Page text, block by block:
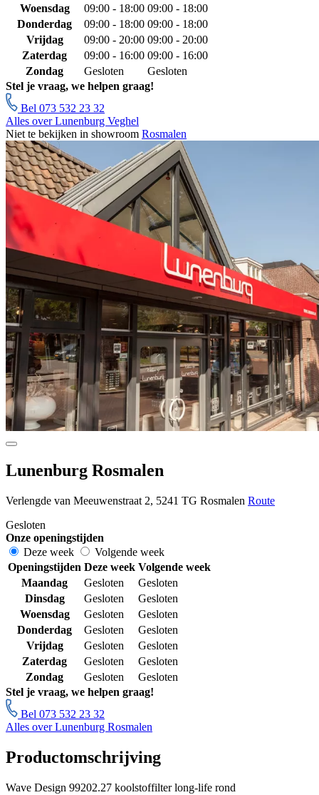
Woensdag 09:00 - 18:00 09:00 - 18:00
Donderdag
09:00 - 18:00 09:00 - 18:00
Vrijdag
09:00 - 20:00 09:00 - 20:00
Zaterdag
09:00 - 16:00 09:00 - 16:00
Zondag
Gesloten
Gesloten
Stel je vraag, we helpen graag!
Bel 073 532 23 32
Alles over Lunenburg Veghel
Niet te bekijken in showroom Rosmalen
Lunenburg Rosmalen
Verlengde van Meeuwenstraat 2, 5241 TG Rosmalen Route
Gesloten
Onze openingstijden
Deze week
Volgende week
Openingstijden Deze week Volgende week
Maandag
Gesloten
Gesloten
Dinsdag
Gesloten
Gesloten
Woensdag
Gesloten
Gesloten
Donderdag
Gesloten
Gesloten
Vrijdag
Gesloten
Gesloten
Zaterdag
Gesloten
Gesloten
Zondag
Gesloten
Gesloten
Stel je vraag, we helpen graag!
Bel 073 532 23 32
Alles over Lunenburg Rosmalen
Productomschrijving
Wave Design 99202.27 koolstoffilter long-life rond